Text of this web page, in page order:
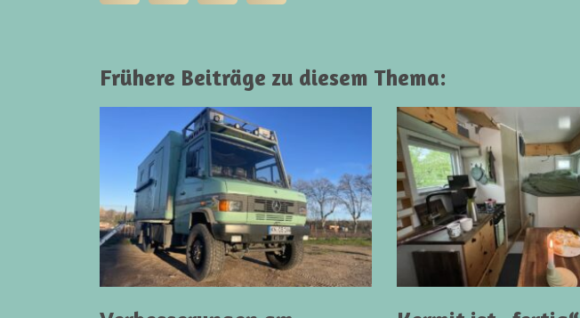
Frühere Beiträge zu diesem Thema: